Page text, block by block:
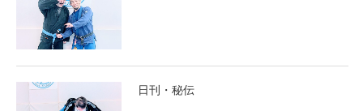
日刊・秘伝